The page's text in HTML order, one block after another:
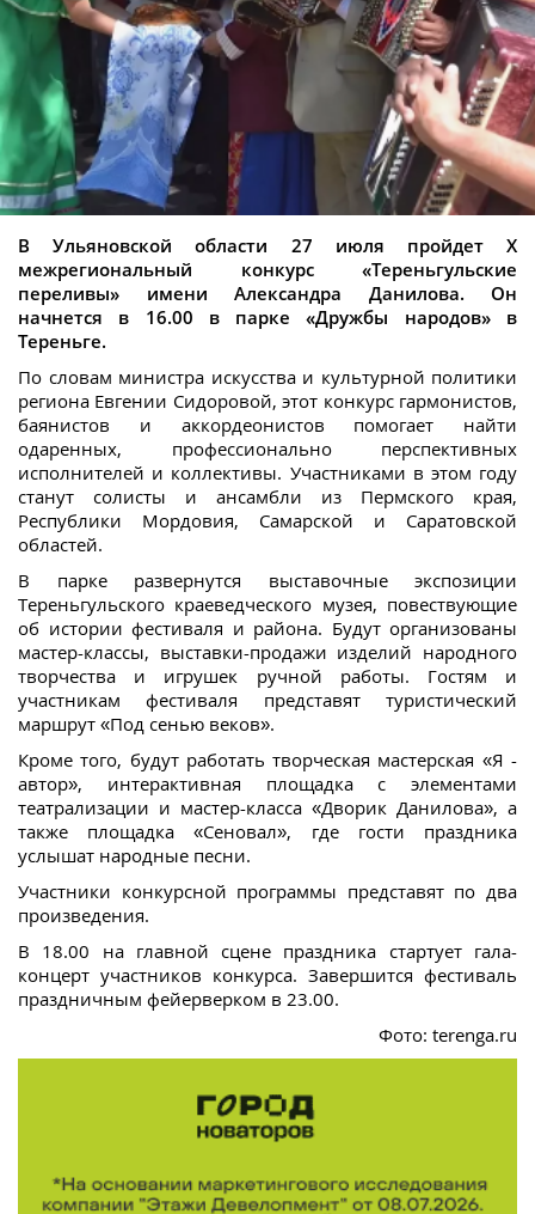
В Ульяновской области 27 июля пройдет X
межрегиональный конкурс «Тереньгульские
переливы» имени Александра Данилова. Он
начнется в 16.00 в парке «Дружбы народов» в
Тереньге.
По словам министра искусства и культурной политики
региона Евгении Сидоровой, этот конкурс гармонистов,
баянистов и аккордеонистов помогает найти
одаренных, профессионально перспективных
исполнителей и коллективы. Участниками в этом году
станут солисты и ансамбли из Пермского края,
Республики Мордовия, Самарской и Саратовской
областей.
В парке развернутся выставочные экспозиции
Тереньгульского краеведческого музея, повествующие
об истории фестиваля и района. Будут организованы
мастер-классы, выставки-продажи изделий народного
творчества и игрушек ручной работы. Гостям и
участникам фестиваля представят туристический
маршрут «Под сенью веков».
Кроме того, будут работать творческая мастерская «Я -
автор», интерактивная площадка с элементами
театрализации и мастер-класса «Дворик Данилова», а
также площадка «Сеновал», где гости праздника
услышат народные песни.
Участники конкурсной программы представят по два
произведения.
В 18.00 на главной сцене праздника стартует гала-
концерт участников конкурса. Завершится фестиваль
праздничным фейерверком в 23.00.
Фото: terenga.ru